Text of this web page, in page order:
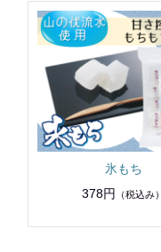
氷もち
378円
（税込み）